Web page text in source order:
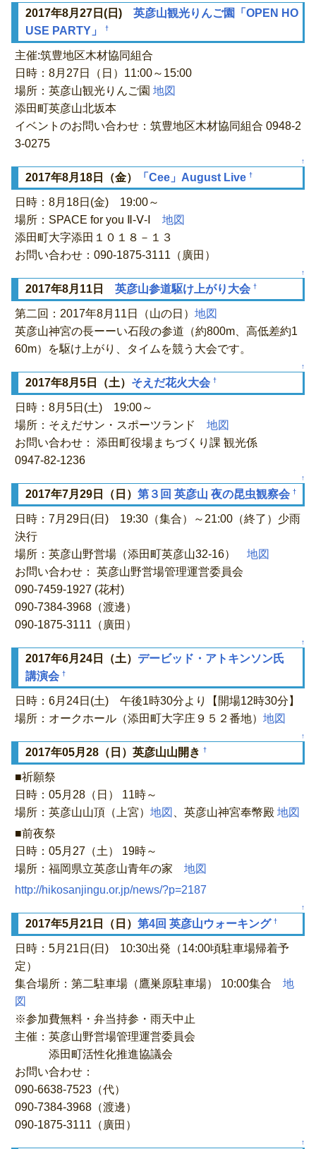
2017年8月27日(日) 英彦山観光りんご園「OPEN HO
USE PARTY」
†
主催:筑豊地区木材協同組合
日時：8月27日（日）11:00～15:00
場所：英彦山観光りんご園 地図
添田町英彦山北坂本
イベントのお問い合わせ：筑豊地区木材協同組合 0948-2
3-0275
↑
2017年8月18日（金） 「Cee」August Live †
日時：8月18日(金) 19:00～
場所：SPACE for you Ⅱ-Ⅴ-Ⅰ 地図
添田町大字添田１０１８－１３
お問い合わせ：090-1875-3111（廣田）
↑
2017年8月11日 英彦山参道駆け上がり大会 †
第二回：2017年8月11日（山の日） 地図
英彦山神宮の長ーーい石段の参道（約800m、高低差約1
60m）を駆け上がり、タイムを競う大会です。
↑
2017年8月5日（土） そえだ花火大会 †
日時：8月5日(土) 19:00～
場所：そえだサン・スポーツランド 地図
お問い合わせ： 添田町役場まちづくり課 観光係
0947-82-1236
↑
2017年7月29日（日） 第３回 英彦山 夜の昆虫観察会 †
日時：7月29日(日) 19:30（集合）～21:00（終了）少雨
決行
場所：英彦山野営場（添田町英彦山32-16） 地図
お問い合わせ： 英彦山野営場管理運営委員会
090-7459-1927 (花村)
090-7384-3968（渡邊）
090-1875-3111（廣田）
↑
2017年6月24日（土） デービッド・アトキンソン氏
講演会 †
日時：6月24日(土) 午後1時30分より【開場12時30分】
場所：オークホール（添田町大字庄９５２番地） 地図
↑
2017年05月28（日）英彦山山開き †
■祈願祭
日時：05月28（日） 11時～
場所：英彦山山頂（上宮） 地図 、英彦山神宮奉幣殿 地図
■前夜祭
日時：05月27（土） 19時～
場所：福岡県立英彦山青年の家 地図
http://hikosanjingu.or.jp/news/?p=2187
↑
2017年5月21日（日） 第4回 英彦山ウォーキング †
日時：5月21日(日) 10:30出発（14:00頃駐車場帰着予
定）
集合場所：第二駐車場（鷹巣原駐車場） 10:00集合 地
図
※参加費無料・弁当持参・雨天中止
主催：英彦山野営場管理運営委員会
添田町活性化推進協議会
お問い合わせ：
090-6638-7523（代）
090-7384-3968（渡邊）
090-1875-3111（廣田）
↑